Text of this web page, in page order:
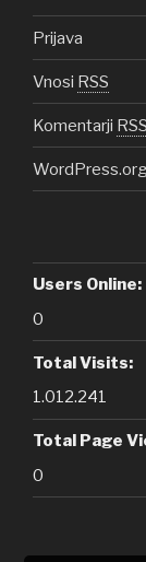
Prijava
Vnosi RSS
Komentarji RSS
Users Online:
0
Total Visits:
1.012.241
Total Page
0